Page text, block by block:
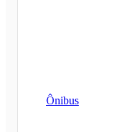
Ônibus